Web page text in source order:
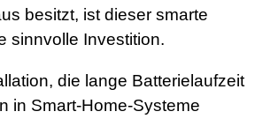
besitzt, ist dieser smarte
sinnvolle Investition.
die lange Batterielaufzeit
in Smart-Home-Systeme